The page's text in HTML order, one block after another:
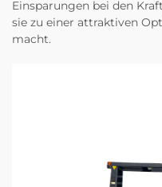
Einsparungen bei den
sie zu einer attraktiven
macht.